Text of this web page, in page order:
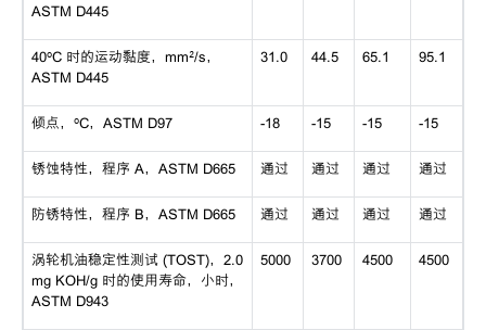
ASTM D445
40ºC 时的运动黏度，mm²/s，
ASTM D445
31.0 44.5 65.1 95.1
倾点，ºC，ASTM D97 -18 -15 -15 -15
锈蚀特性，程序 A，ASTM D665 通过 通过 通过 通过
防锈特性，程序 B，ASTM D665 通过 通过 通过 通过
涡轮机油稳定性测试 (TOST)，2.0
mg KOH/g 时的使用寿命，小时，
ASTM D943
5000 3700 4500 4500